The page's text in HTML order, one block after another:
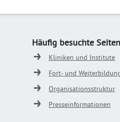
Häufig besuchte Seiten
Kliniken und Institute
Fort- und
Organisationsstruktur
Presseinformationen